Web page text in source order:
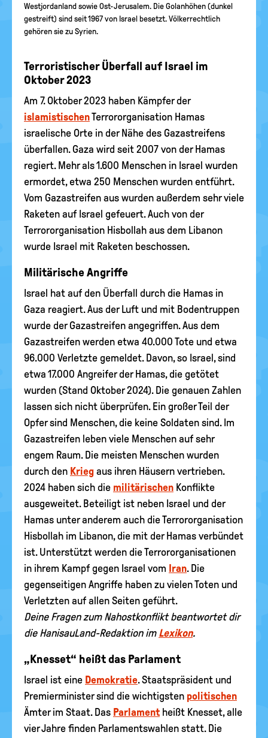
Westjordanland sowie Ost-Jerusalem. Die Golanhöhen (dunkel
gestreift) sind seit 1967 von Israel besetzt. Völkerrechtlich
gehören sie zu Syrien.
Terroristischer Überfall auf Israel im
Oktober 2023
Am 7. Oktober 2023 haben Kämpfer der
islamistischenTerrororganisation Hamas
israelische Orte in der Nähe des Gazastreifens
überfallen. Gaza wird seit 2007 von der Hamas
regiert. Mehr als 1.600 Menschen in Israel wurden
ermordet, etwa 250 Menschen wurden entführt.
Vom Gazastreifen aus wurden außerdem sehr viele
Raketen auf Israel gefeuert. Auch von der
Terrororganisation Hisbollah aus dem Libanon
wurde Israel mit Raketen beschossen.
Militärische Angriffe
Israel hat auf den Überfall durch die Hamas in
Gaza reagiert. Aus der Luft und mit Bodentruppen
wurde der Gazastreifen angegriffen. Aus dem
Gazastreifen werden etwa 40.000 Tote und etwa
96.000 Verletzte gemeldet. Davon, so Israel, sind
etwa 17.000 Angreifer der Hamas, die getötet
wurden (Stand Oktober 2024). Die genauen Zahlen
lassen sich nicht überprüfen. Ein großer Teil der
Opfer sind Menschen, die keine Soldaten sind. Im
Gazastreifen leben viele Menschen auf sehr
engem Raum. Die meisten Menschen wurden
durch den Krieg aus ihren Häusern vertrieben.
2024 haben sich die militärischen Konflikte
ausgeweitet. Beteiligt ist neben Israel und der
Hamas unter anderem auch die Terrororganisation
Hisbollah im Libanon, die mit der Hamas verbündet
ist. Unterstützt werden die Terrororganisationen
in ihrem Kampf gegen Israel vom Iran. Die
gegenseitigen Angriffe haben zu vielen Toten und
Verletzten auf allen Seiten geführt.
Deine Fragen zum Nahostkonflikt beantwortet dir
die HanisauLand-Redaktion im Lexikon.
„Knesset“ heißt das Parlament
Israel ist eine Demokratie. Staatspräsident und
Premierminister sind die wichtigsten politischen
Ämter im Staat. Das Parlamentheißt Knesset, alle
vier Jahre finden Parlamentswahlen statt. Die